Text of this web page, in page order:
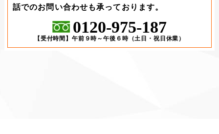
話でのお問い合わせも承っております。
0120-975-187
【受付時間】午前９時～午後６時（土日・祝日休業）